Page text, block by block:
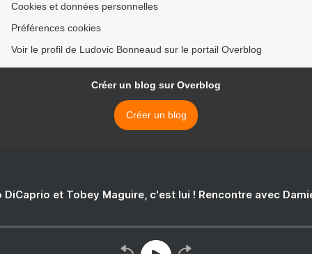
Cookies et données personnelles
Préférences cookies
Voir le profil de Ludovic Bonneaud sur le portail Overblog
Créer un blog sur Overblog
Créer un blog
DiCaprio et Tobey Maguire, c'est lui ! Rencontre avec